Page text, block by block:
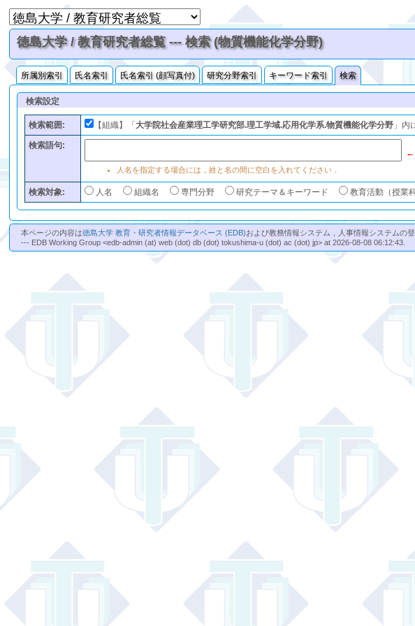
徳島大学 / 教育研究者総覧 --- 検索 (物質機能化学分野)
所属別索引 氏名索引 氏名索引 (顔写真付) 研究分野索引 キーワード索引 検索
検索設定
検索範囲: 【組織】「大学院社会産業理工学研究部.理工学域.応用化学系.物質機能化学分野 」内
検索語句:
←
人名を指定する場合には，姓と名の間に空白を入れてください．
検索対象: 人名 組織名 専門分野 研究テーマ＆キーワード 教育活動（授業
本ページの内容は徳島大学 教育・研究者情報データベース (EDB)および教務情報システム，人事情報システムの
--- EDB Working Group <edb-admin (at) web (dot) db (dot) tokushima-u (dot) ac (dot) jp> at 2026-08-08 06:12:43.